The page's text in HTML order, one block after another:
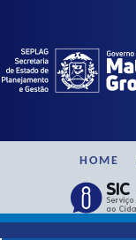
HOME
Manuais e